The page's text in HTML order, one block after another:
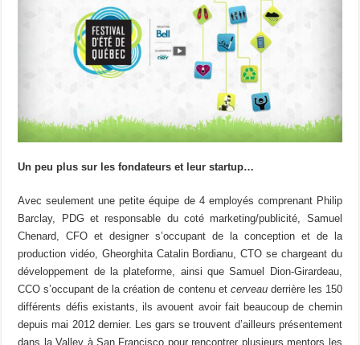
Un peu plus sur les fondateurs et leur startup…
Avec seulement une petite équipe de 4 employés comprenant Philip
Barclay, PDG et responsable du coté marketing/publicité, Samuel
Chenard, CFO et designer s’occupant de la conception et de la
production vidéo, Gheorghita Catalin Bordianu, CTO se chargeant du
développement de la plateforme, ainsi que Samuel Dion-Girardeau,
CCO s’occupant de la création de contenu et cerveauderrière les 150
différents défis existants, ils avouent avoir fait beaucoup de chemin
depuis mai 2012 dernier. Les gars se trouvent d’ailleurs présentement
dans la Valley à San Francisco pour rencontrer plusieurs mentors les